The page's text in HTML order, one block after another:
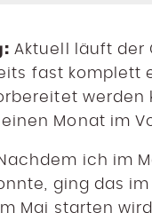
Aktuell läuft der
fast komplett
werden
Monat im
ich im
ging das
Mai starten